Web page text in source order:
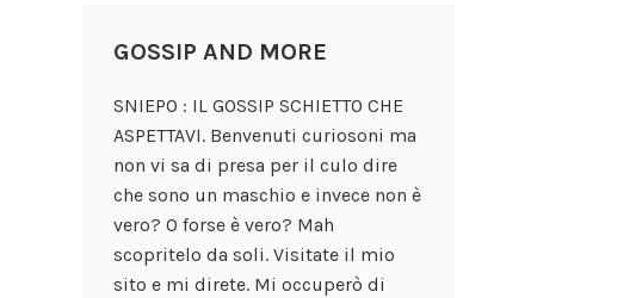
GOSSIP AND MORE
SNIEPO : IL GOSSIP SCHIETTO CHE
ASPETTAVI. Benvenuti curiosoni ma
non vi sa di presa per il culo dire
che sono un maschio e invece non è
vero? O forse è vero? Mah
scopritelo da soli. Visitate il mio
sito e mi direte. Mi occuperò di